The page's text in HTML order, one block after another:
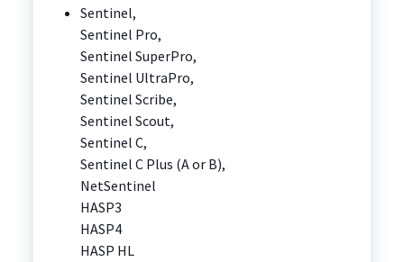
Sentinel,
Sentinel Pro,
Sentinel SuperPro,
Sentinel UltraPro,
Sentinel Scribe,
Sentinel Scout,
Sentinel C,
Sentinel C Plus (A or B),
NetSentinel
HASP3
HASP4
HASP HL